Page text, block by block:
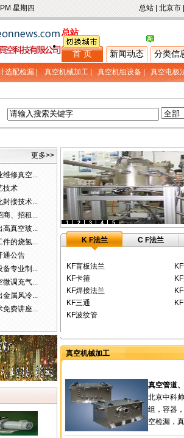
星期四 总站 北京市
总站
首 页 新闻动态 分类信
选配检漏| 真空机械加工| 真空机组设备| 真空电极
更多>>
维修真空...
技术
封接技术...
商、招租...
高真空玻...
件的烧氢...
通公告
备专业制...
微调充气...
金属风冷...
免费讲座...
1 2 3 4 5
K F法兰 C F法兰
KF盲板法兰
KF卡箍
KF焊接法兰
KF三通
KF波纹管
真空机械加工
真空管道
北京中科
组，容器
空检漏，